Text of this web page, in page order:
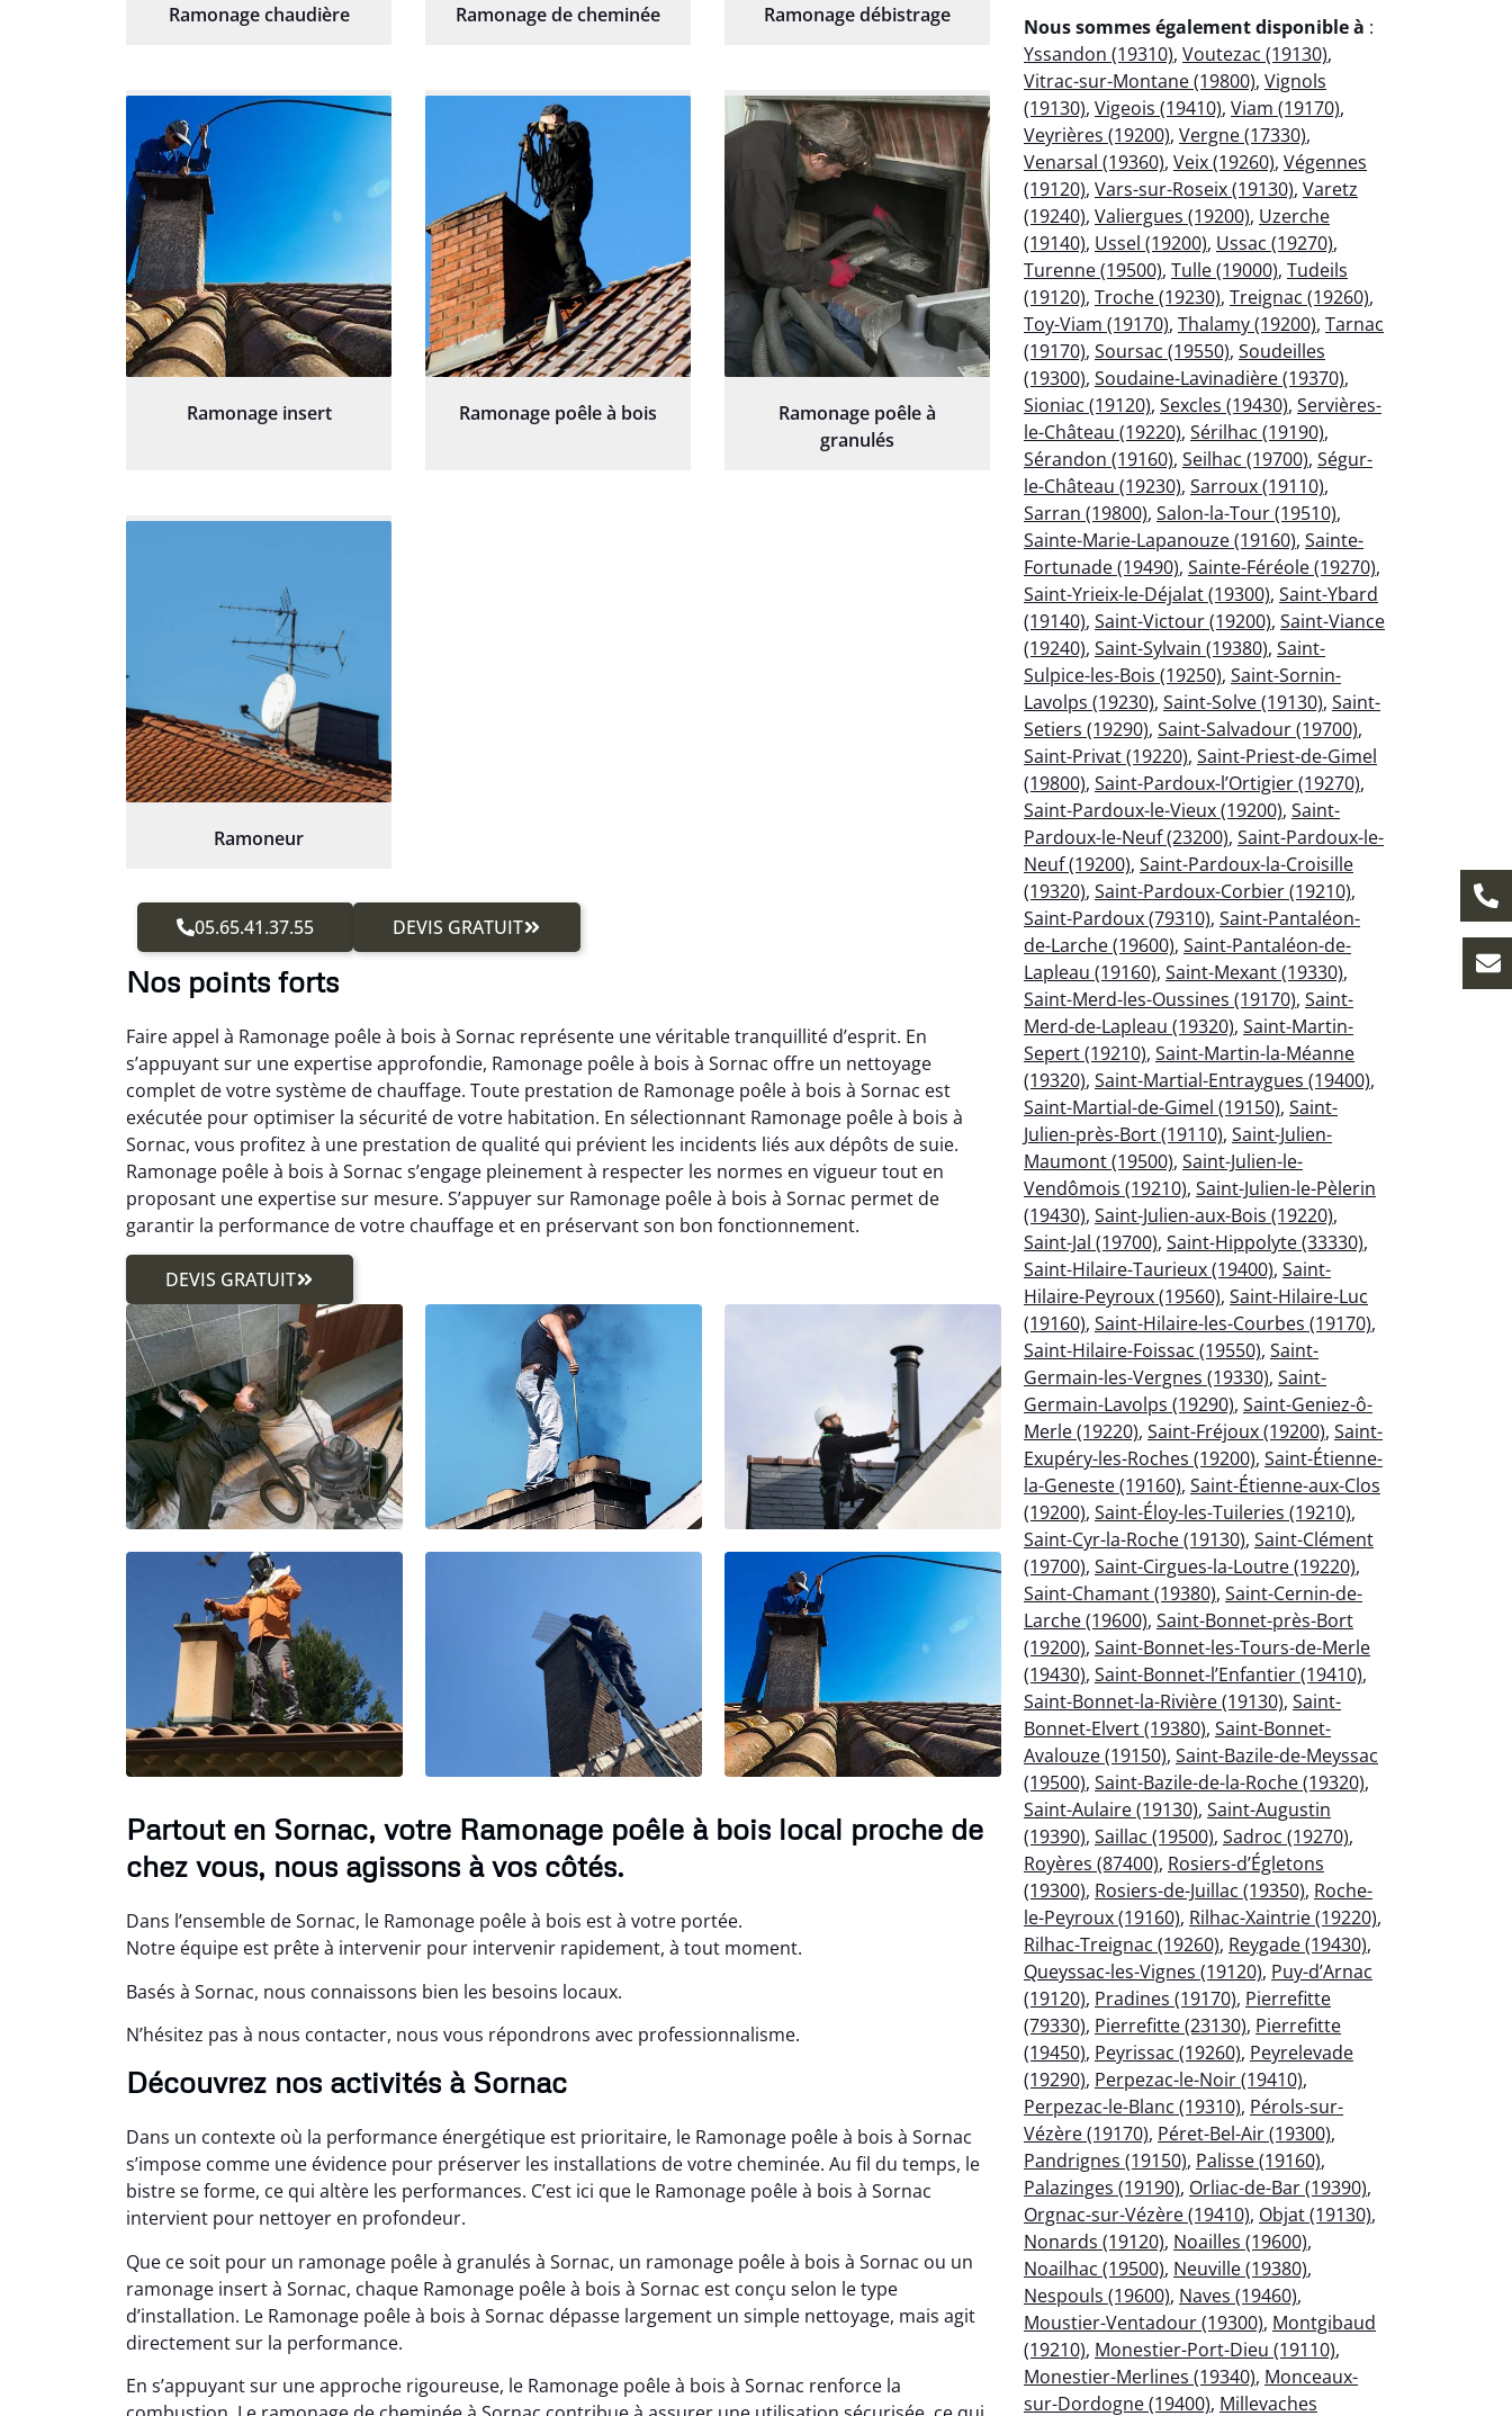
Ramonage chaudière Ramonage de cheminée Ramonage débistrage
Ramonage insert Ramonage poêle à bois
Ramonage poêle à
granulés
Ramoneur
05.65.41.37.55 DEVIS GRATUIT
Nos points forts
Faire appel à Ramonage poêle à bois à Sornac représente une véritable tranquillité d’esprit. En
s’appuyant sur une expertise approfondie, Ramonage poêle à bois à Sornac offre un nettoyage
complet de votre système de chauffage. Toute prestation de Ramonage poêle à bois à Sornac est
exécutée pour optimiser la sécurité de votre habitation. En sélectionnant Ramonage poêle à bois à
Sornac, vous profitez à une prestation de qualité qui prévient les incidents liés aux dépôts de suie.
Ramonage poêle à bois à Sornac s’engage pleinement à respecter les normes en vigueur tout en
proposant une expertise sur mesure. S’appuyer sur Ramonage poêle à bois à Sornac permet de
garantir la performance de votre chauffage et en préservant son bon fonctionnement.
DEVIS GRATUIT
Partout en Sornac, votre Ramonage poêle à bois local proche de
chez vous, nous agissons à vos côtés.
Dans l’ensemble de Sornac, le Ramonage poêle à bois est à votre portée.
Notre équipe est prête à intervenir pour intervenir rapidement, à tout moment.
Basés à Sornac, nous connaissons bien les besoins locaux.
N’hésitez pas à nous contacter, nous vous répondrons avec professionnalisme.
Découvrez nos activités à Sornac
Dans un contexte où la performance énergétique est prioritaire, le Ramonage poêle à bois à Sornac
s’impose comme une évidence pour préserver les installations de votre cheminée. Au fil du temps, le
bistre se forme, ce qui altère les performances. C’est ici que le Ramonage poêle à bois à Sornac
intervient pour nettoyer en profondeur.
Que ce soit pour un ramonage poêle à granulés à Sornac, un ramonage poêle à bois à Sornac ou un
ramonage insert à Sornac, chaque Ramonage poêle à bois à Sornac est conçu selon le type
d’installation. Le Ramonage poêle à bois à Sornac dépasse largement un simple nettoyage, mais agit
directement sur la performance.
En s’appuyant sur une approche rigoureuse, le Ramonage poêle à bois à Sornac renforce la
Nous sommes également disponible à :
Yssandon (19310), Voutezac (19130),
Vitrac-sur-Montane (19800), Vignols
(19130), Vigeois (19410), Viam (19170),
Veyrières (19200), Vergne (17330),
Venarsal (19360), Veix (19260), Végennes
(19120), Vars-sur-Roseix (19130), Varetz
(19240), Valiergues (19200), Uzerche
(19140), Ussel (19200), Ussac (19270),
Turenne (19500), Tulle (19000), Tudeils
(19120), Troche (19230), Treignac (19260),
Toy-Viam (19170), Thalamy (19200), Tarnac
(19170), Soursac (19550), Soudeilles
(19300), Soudaine-Lavinadière (19370),
Sioniac (19120), Sexcles (19430), Servières-
le-Château (19220), Sérilhac (19190),
Sérandon (19160), Seilhac (19700), Ségur-
le-Château (19230), Sarroux (19110),
Sarran (19800), Salon-la-Tour (19510),
Sainte-Marie-Lapanouze (19160), Sainte-
Fortunade (19490), Sainte-Féréole (19270),
Saint-Yrieix-le-Déjalat (19300), Saint-Ybard
(19140), Saint-Victour (19200), Saint-Viance
(19240), Saint-Sylvain (19380), Saint-
Sulpice-les-Bois (19250), Saint-Sornin-
Lavolps (19230), Saint-Solve (19130), Saint-
Setiers (19290), Saint-Salvadour (19700),
Saint-Privat (19220), Saint-Priest-de-Gimel
(19800), Saint-Pardoux-l’Ortigier (19270),
Saint-Pardoux-le-Vieux (19200), Saint-
Pardoux-le-Neuf (23200), Saint-Pardoux-le-
Neuf (19200), Saint-Pardoux-la-Croisille
(19320), Saint-Pardoux-Corbier (19210),
Saint-Pardoux (79310), Saint-Pantaléon-
de-Larche (19600), Saint-Pantaléon-de-
Lapleau (19160), Saint-Mexant (19330),
Saint-Merd-les-Oussines (19170), Saint-
Merd-de-Lapleau (19320), Saint-Martin-
Sepert (19210), Saint-Martin-la-Méanne
(19320), Saint-Martial-Entraygues (19400),
Saint-Martial-de-Gimel (19150), Saint-
Julien-près-Bort (19110), Saint-Julien-
Maumont (19500), Saint-Julien-le-
Vendômois (19210), Saint-Julien-le-Pèlerin
(19430), Saint-Julien-aux-Bois (19220),
Saint-Jal (19700), Saint-Hippolyte (33330),
Saint-Hilaire-Taurieux (19400), Saint-
Hilaire-Peyroux (19560), Saint-Hilaire-Luc
(19160), Saint-Hilaire-les-Courbes (19170),
Saint-Hilaire-Foissac (19550), Saint-
Germain-les-Vergnes (19330), Saint-
Germain-Lavolps (19290), Saint-Geniez-ô-
Merle (19220), Saint-Fréjoux (19200), Saint-
Exupéry-les-Roches (19200), Saint-Étienne-
la-Geneste (19160), Saint-Étienne-aux-Clos
(19200), Saint-Éloy-les-Tuileries (19210),
Saint-Cyr-la-Roche (19130), Saint-Clément
(19700), Saint-Cirgues-la-Loutre (19220),
Saint-Chamant (19380), Saint-Cernin-de-
Larche (19600), Saint-Bonnet-près-Bort
(19200), Saint-Bonnet-les-Tours-de-Merle
(19430), Saint-Bonnet-l’Enfantier (19410),
Saint-Bonnet-la-Rivière (19130), Saint-
Bonnet-Elvert (19380), Saint-Bonnet-
Avalouze (19150), Saint-Bazile-de-Meyssac
(19500), Saint-Bazile-de-la-Roche (19320),
Saint-Aulaire (19130), Saint-Augustin
(19390), Saillac (19500), Sadroc (19270),
Royères (87400), Rosiers-d’Égletons
(19300), Rosiers-de-Juillac (19350), Roche-
le-Peyroux (19160), Rilhac-Xaintrie (19220),
Rilhac-Treignac (19260), Reygade (19430),
Queyssac-les-Vignes (19120), Puy-d’Arnac
(19120), Pradines (19170), Pierrefitte
(79330), Pierrefitte (23130), Pierrefitte
(19450), Peyrissac (19260), Peyrelevade
(19290), Perpezac-le-Noir (19410),
Perpezac-le-Blanc (19310), Pérols-sur-
Vézère (19170), Péret-Bel-Air (19300),
Pandrignes (19150), Palisse (19160),
Palazinges (19190), Orliac-de-Bar (19390),
Orgnac-sur-Vézère (19410), Objat (19130),
Nonards (19120), Noailles (19600),
Noailhac (19500), Neuville (19380),
Nespouls (19600), Naves (19460),
Moustier-Ventadour (19300), Montgibaud
(19210), Monestier-Port-Dieu (19110),
Monestier-Merlines (19340), Monceaux-
sur-Dordogne (19400), Millevaches